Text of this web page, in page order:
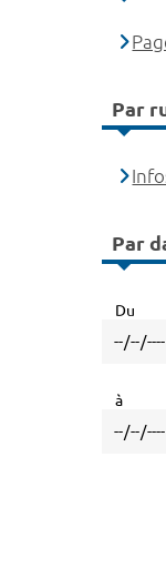
Par
Par
Du
à